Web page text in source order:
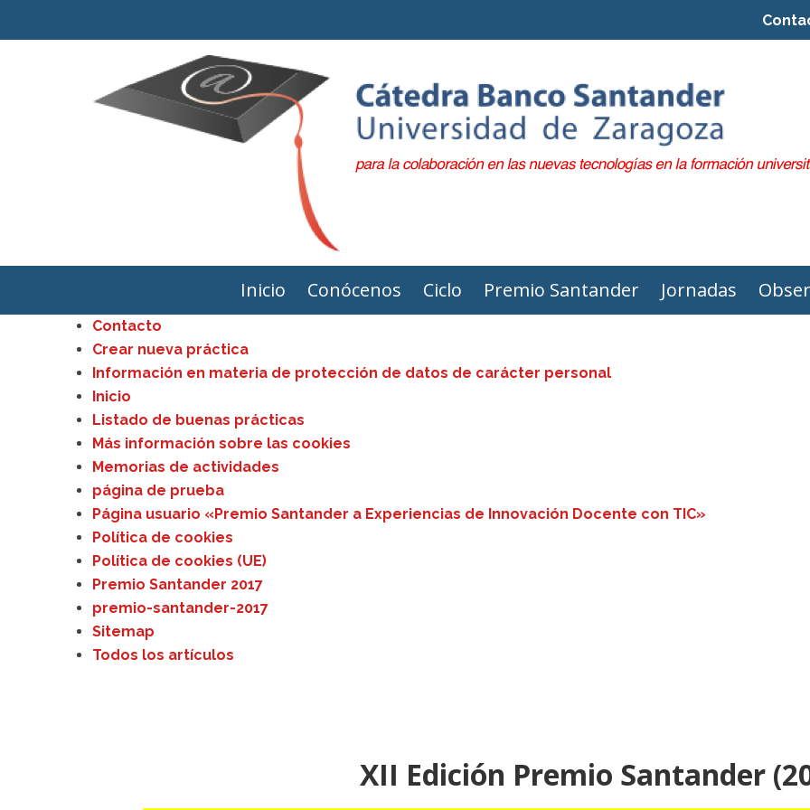
Inicio Conócenos Ciclo Premio Santander Jornadas
Contacto
Crear nueva práctica
Información en materia de protección de datos de carácter personal
Inicio
Listado de buenas prácticas
Más información sobre las cookies
Memorias de actividades
página de prueba
Página usuario «Premio Santander a Experiencias de Innovación Docente con TIC»
Política de cookies
Política de cookies (UE)
Premio Santander 2017
premio-santander-2017
Sitemap
Todos los artículos
XII Edición Premio Santander